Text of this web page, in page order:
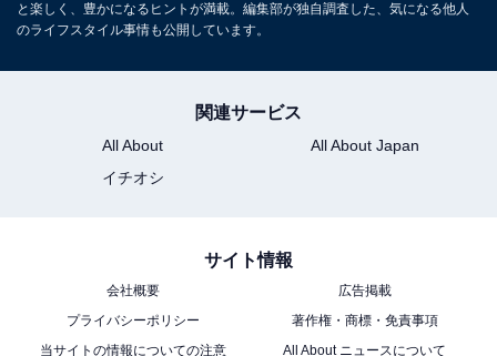
と楽しく、豊かになるヒントが満載。編集部が独自調査した、気になる他人
のライフスタイル事情も公開しています。
関連サービス
All About
All About Japan
イチオシ
サイト情報
会社概要
広告掲載
プライバシーポリシー
著作権・商標・免責事項
当サイトの情報についての注意
All About ニュースについて